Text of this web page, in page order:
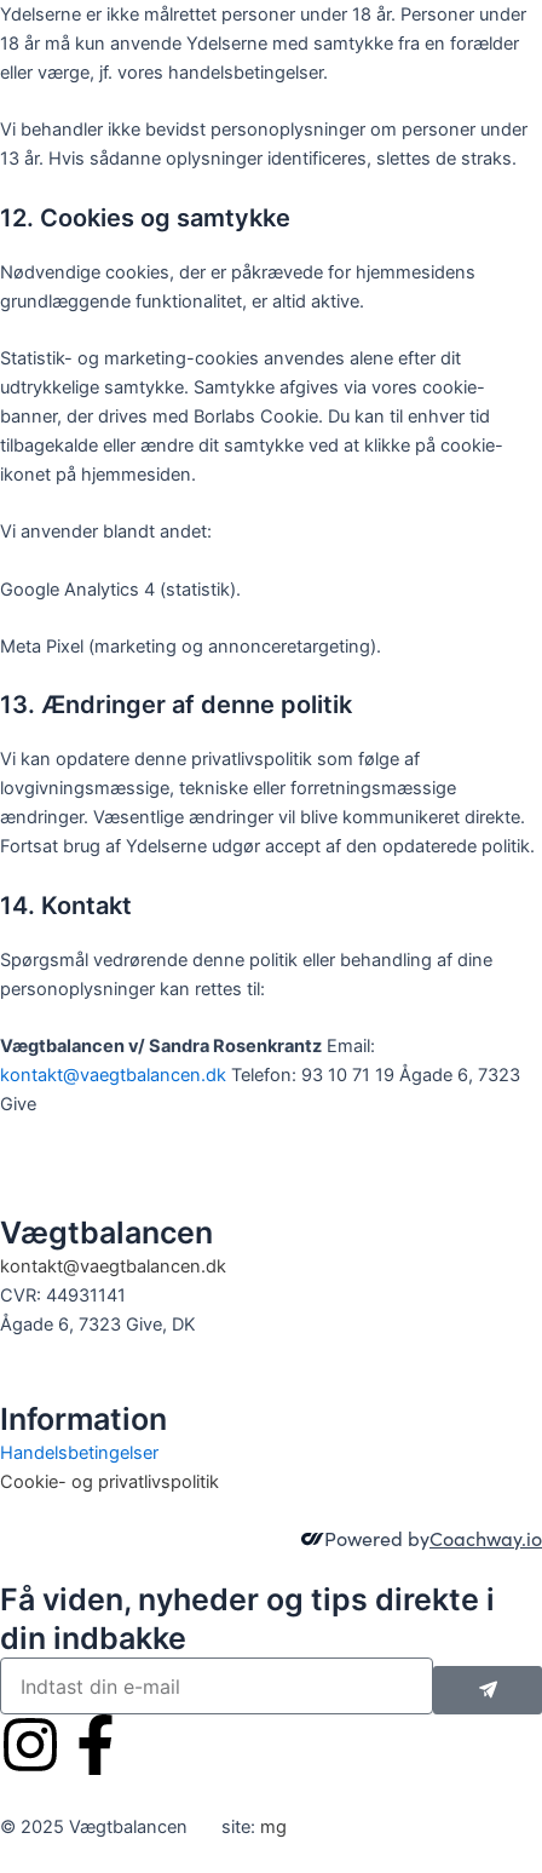
Ydelserne er ikke målrettet personer under 18 år. Personer under
18 år må kun anvende Ydelserne med samtykke fra en forælder
eller værge, jf. vores handelsbetingelser.
Vi behandler ikke bevidst personoplysninger om personer under
13 år. Hvis sådanne oplysninger identificeres, slettes de straks.
12. Cookies og samtykke
Nødvendige cookies, der er påkrævede for hjemmesidens
grundlæggende funktionalitet, er altid aktive.
Statistik- og marketing-cookies anvendes alene efter dit
udtrykkelige samtykke. Samtykke afgives via vores cookie-
banner, der drives med Borlabs Cookie. Du kan til enhver tid
tilbagekalde eller ændre dit samtykke ved at klikke på cookie-
ikonet på hjemmesiden.
Vi anvender blandt andet:
Google Analytics 4 (statistik).
Meta Pixel (marketing og annonceretargeting).
13. Ændringer af denne politik
Vi kan opdatere denne privatlivspolitik som følge af
lovgivningsmæssige, tekniske eller forretningsmæssige
ændringer. Væsentlige ændringer vil blive kommunikeret direkte.
Fortsat brug af Ydelserne udgør accept af den opdaterede politik.
14. Kontakt
Spørgsmål vedrørende denne politik eller behandling af dine
personoplysninger kan rettes til:
Vægtbalancen v/ Sandra Rosenkrantz Email:
kontakt@vaegtbalancen.dk Telefon: 93 10 71 19 Ågade 6, 7323
Give
Vægtbalancen
kontakt@vaegtbalancen.dk
CVR: 44931141
Ågade 6, 7323 Give, DK
Information
Handelsbetingelser
Cookie- og privatlivspolitik
Powered byCoachway.io
Få viden, nyheder og tips direkte i
din indbakke
Din
mailI
n
F
a
© 2025 Vægtbalancen site: mg